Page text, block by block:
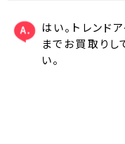
はい。トレンド
までお買取りし
い。